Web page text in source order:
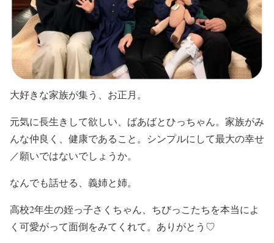
大好きな家族が集う、お正月。
元気に長生きして欲しい、ばあばとひっちゃん。家族がみ
んな仲良く、健康であること。シンプルにして最大の幸せ
／願いではないでしょうか。
なんでも話せる、義姉と姉。
高校2年生の姪っ子さくちゃん、ちびっこたちを本当によ
く可愛がって面倒をみてくれて。ありがとう♡